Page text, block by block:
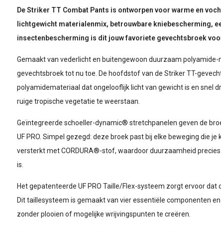
De Striker TT Combat Pants is ontworpen voor warme en
lichtgewicht materialenmix, betrouwbare kniebescherming,
insectenbescherming is dit jouw favoriete gevechtsbroek
Gemaakt van vederlicht en buitengewoon duurzaam
gevechtsbroek tot nu toe. De hoofdstof van de Striker TT-
polyamidemateriaal dat ongelooflijk licht van gewicht is en snel
ruige tropische vegetatie te weerstaan.
Geïntegreerde schoeller-dynamic® stretchpanelen geven de
UF PRO. Simpel gezegd: deze broek past bij elke beweging die
versterkt met CORDURA®-stof, waardoor duurzaamheid
is.
Het gepatenteerde UF PRO Taille/Flex-systeem zorgt ervoor dat
Dit taillesysteem is gemaakt van vier essentiële componenten
zonder plooien of mogelijke wrijvingspunten te creëren.